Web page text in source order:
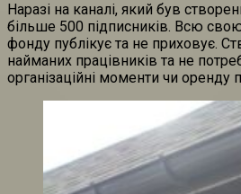
Наразі на каналі, який був
більше 500 підписників. Всю свою
фонду публікує та не приховує.
найманих працівників та не
організаційні моменти чи оренду